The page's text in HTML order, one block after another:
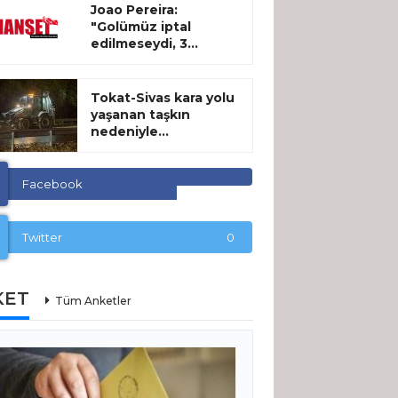
Joao Pereira:
"Golümüz iptal
edilmeseydi, 3...
Tokat-Sivas kara yolu
yaşanan taşkın
nedeniyle...
Facebook
Twitter 0
Tüm Anketler